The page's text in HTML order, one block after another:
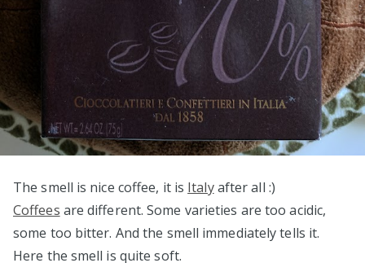
The smell is nice coffee, it is Italyafter all :)
Coffees are different. Some varieties are too acidic,
some too bitter. And the smell immediately tells it.
Here the smell is quite soft.